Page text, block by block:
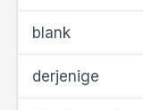
blank
derjenige